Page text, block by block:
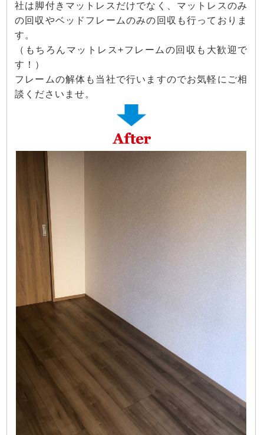
社は脚付きマットレスだけでなく、マットレスのみ
の回収やベッドフレームのみの回収も行っておりま
す。
（もちろんマットレス+フレームの回収も大歓迎で
す！）
フレームの解体も当社で行いますのでお気軽にご相
談くださいませ。